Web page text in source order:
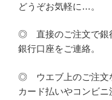
どうぞお気軽に…。
◎ 直接のご注文で銀
銀行口座をご連絡。
◎ ウエブ上のご注文
カード払いやコンビニ